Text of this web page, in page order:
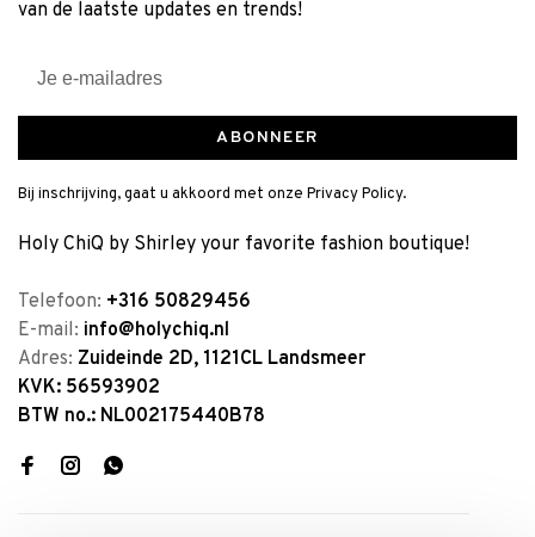
van de laatste updates en trends!
ABONNEER
Bij inschrijving, gaat u akkoord met onze Privacy Policy.
Holy ChiQ by Shirley your favorite fashion boutique!
Telefoon: +316 50829456
E-mail: info@holychiq.nl
Adres: Zuideinde 2D, 1121CL Landsmeer
KVK: 56593902
BTW no.: NL002175440B78